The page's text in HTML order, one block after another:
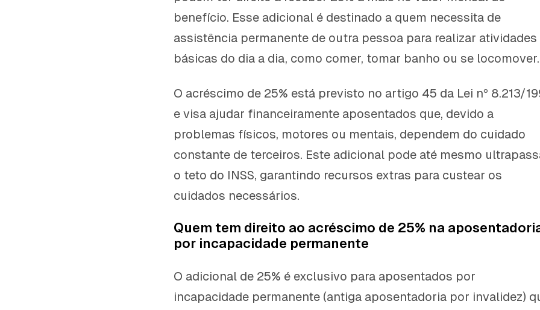
benefício. Esse adicional é destinado a quem necessita de
assistência permanente de outra pessoa para realizar atividades
básicas do dia a dia, como comer, tomar banho ou se locomover.
O acréscimo de 25% está previsto no artigo 45 da Lei nº 8.213/
e visa ajudar financeiramente aposentados que, devido a
problemas físicos, motores ou mentais, dependem do cuidado
constante de terceiros. Este adicional pode até mesmo
o teto do INSS, garantindo recursos extras para custear os
cuidados necessários.
Quem tem direito ao acréscimo de 25% na
por incapacidade permanente
O adicional de 25% é exclusivo para aposentados por
incapacidade permanente (antiga aposentadoria por invalidez)